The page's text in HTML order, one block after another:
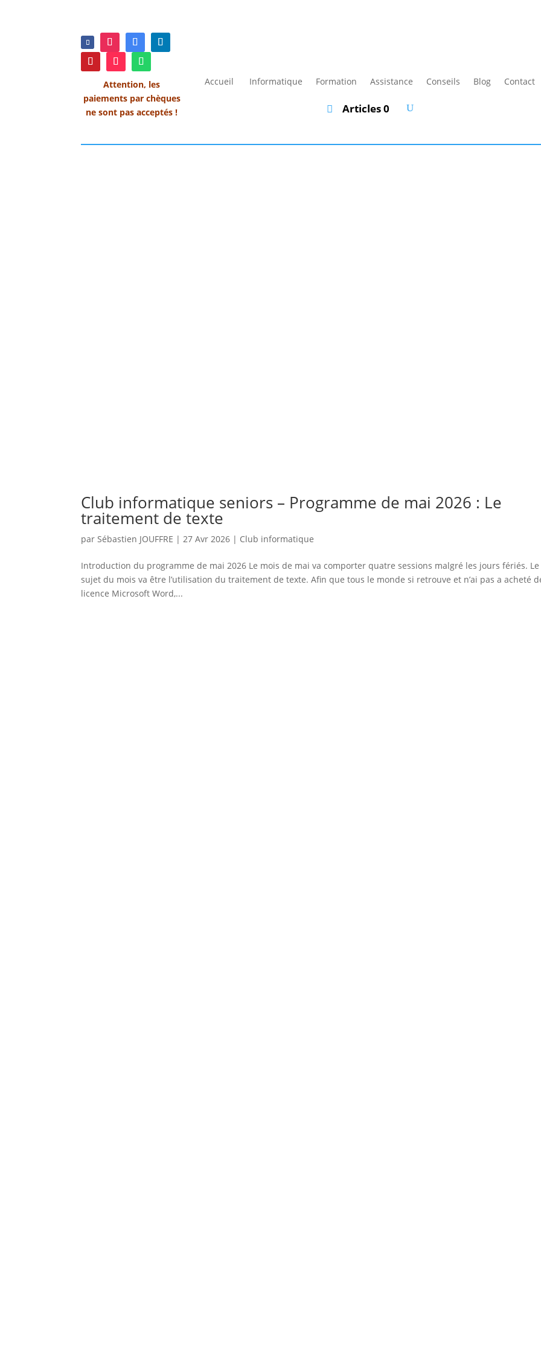
Attention, les
paiements par chèques
ne sont pas acceptés !
Accueil Informatique Formation Assistance Conseils Blog Contact
Articles 0
Club informatique seniors – Programme de mai 2026 : Le
traitement de texte
parSébastien JOUFFRE |27 Avr 2026 | Club informatique
Introduction du programme de mai 2026 Le mois de mai va comporter quatre sessions malgré les jours fériés. Le
sujet du mois va être l’utilisation du traitement de texte. Afin que tous le monde si retrouve et n’ai pas a acheté
licence Microsoft Word,...